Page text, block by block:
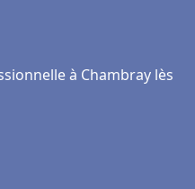
à Chambray lès